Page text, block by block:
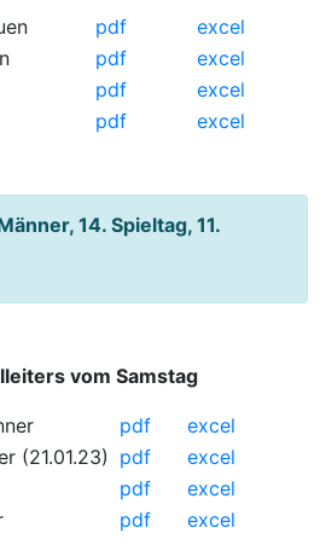
pdf
excel
pdf
excel
pdf
excel
pdf excel
14. Spieltag, 11.
vom Samstag
pdf
excel
(21.01.23)
pdf
excel
pdf
excel
pdf excel